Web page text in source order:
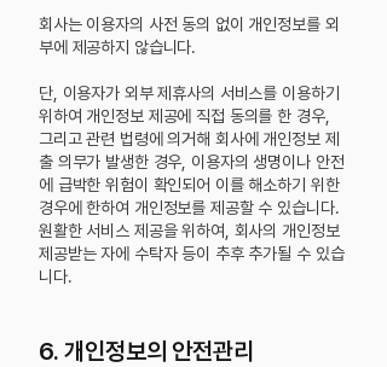
회사는 이용자의 사전 동의 없이 개인정보를 외
부에 제공하지 않습니다.
단, 이용자가 외부 제휴사의 서비스를 이용하기
위하여 개인정보 제공에 직접 동의를 한 경우,
그리고 관련 법령에 의거해 회사에 개인정보 제
출 의무가 발생한 경우, 이용자의 생명이나 안전
에 급박한 위험이 확인되어 이를 해소하기 위한
경우에 한하여 개인정보를 제공할 수 있습니다.
원활한 서비스 제공을 위하여, 회사의 개인정보
제공받는 자에 수탁자 등이 추후 추가될 수 있습
니다.
6. 개인정보의 안전관리